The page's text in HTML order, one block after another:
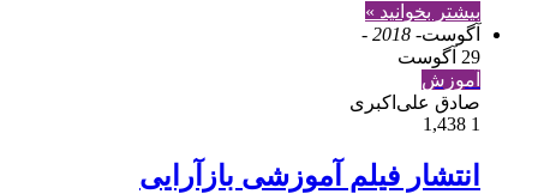
بیشتر بخوانید »
آگوست- 2018 -
29 آگوست
آموزش
صادق علی‌اکبری
1
انتشار فیلم آموزشی بازآرایی